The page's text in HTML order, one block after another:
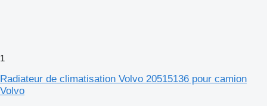
1
Radiateur de climatisation Volvo 20515136 pour camion
Volvo